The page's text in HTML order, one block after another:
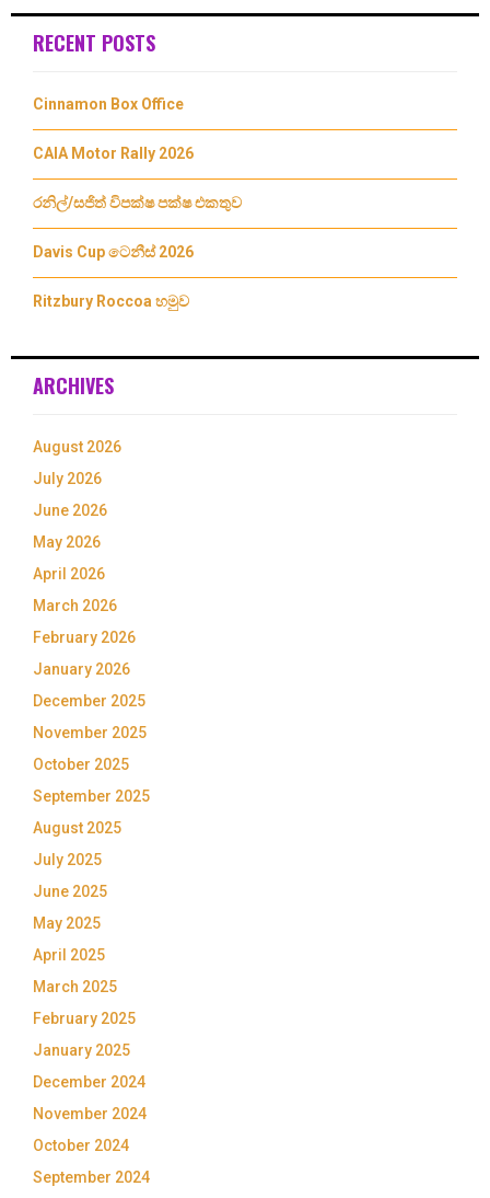
RECENT POSTS
Cinnamon Box Office
CAIA Motor Rally 2026
රනිල්/සජිත් විපක්ෂ පක්ෂ එකතුව
Davis Cup ටෙනීස් 2026
Ritzbury Roccoa හමුව
ARCHIVES
August 2026
July 2026
June 2026
May 2026
April 2026
March 2026
February 2026
January 2026
December 2025
November 2025
October 2025
September 2025
August 2025
July 2025
June 2025
May 2025
April 2025
March 2025
February 2025
January 2025
December 2024
November 2024
October 2024
September 2024